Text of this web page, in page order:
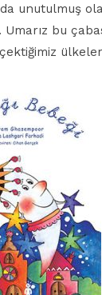
unutulmuş
bu